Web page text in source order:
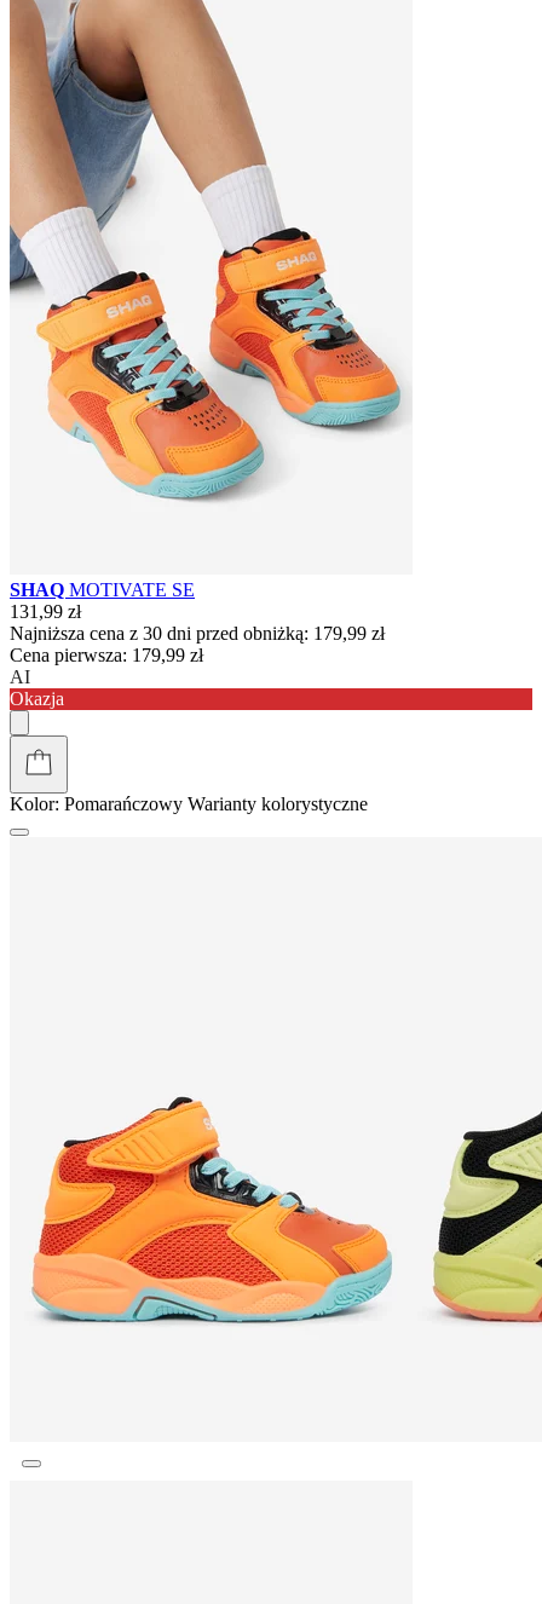
SHAQ MOTIVATE SE
131,99 zł
Najniższa cena z 30 dni przed obniżką: 179,99 zł
Cena pierwsza: 179,99 zł
AI
Okazja
Kolor: Pomarańczowy Warianty kolorystyczne